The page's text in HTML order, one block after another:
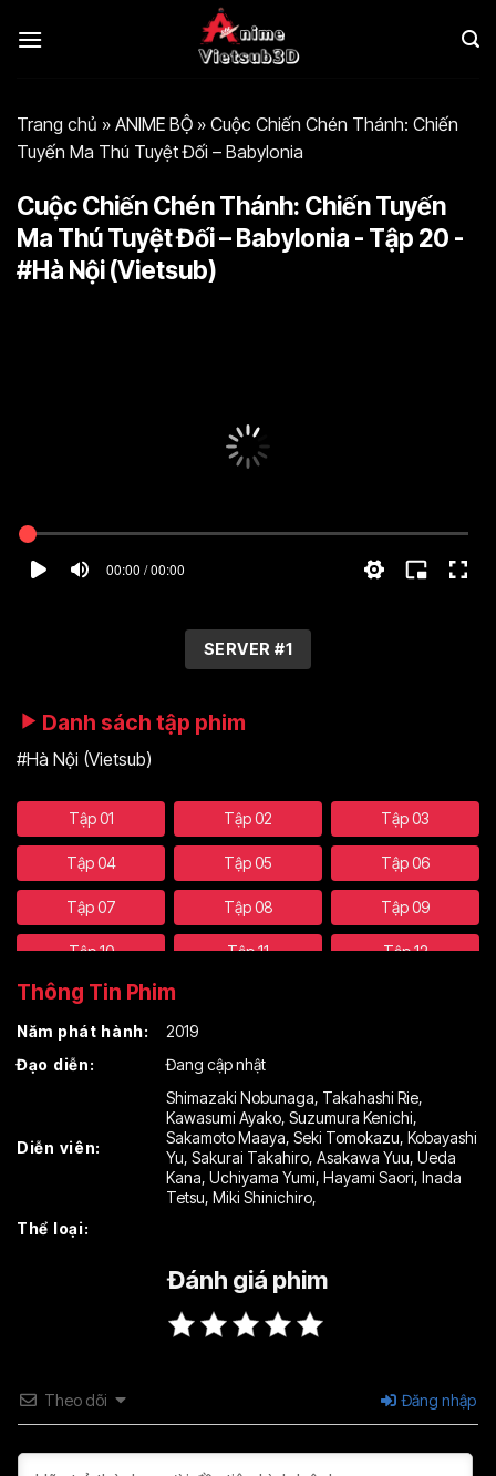
qua
Trang chủ » ANIME BỘ » Cuộc Chiến Chén Thánh: Chiến
Tuyến Ma Thú Tuyệt Đối – Babylonia
Cuộc Chiến Chén Thánh: Chiến Tuyến
Ma Thú Tuyệt Đối – Babylonia - Tập 20 -
#Hà Nội (Vietsub)
00:00 / 00:00
SERVER #1
Danh sách tập phim
#Hà Nội (Vietsub)
Tập 01 Tập 02 Tập 03
Tập 04 Tập 05 Tập 06
Tập 07 Tập 08 Tập 09
Tập 10 Tập 11 Tập 12
Tập 13
Tập 16
Thông Tin Phim
Năm phát hành:
2019
Đạo diễn:
Đang cập nhật
Diễn viên:
Shimazaki Nobunaga, Takahashi Rie,
Kawasumi Ayako, Suzumura Kenichi,
Sakamoto Maaya, Seki Tomokazu, Kobayashi
Yu, Sakurai Takahiro, Asakawa Yuu, Ueda
Kana, Uchiyama Yumi, Hayami Saori, Inada
Tetsu, Miki Shinichiro,
Thể loại:
Đánh giá phim
Theo dõi Đăng nhập